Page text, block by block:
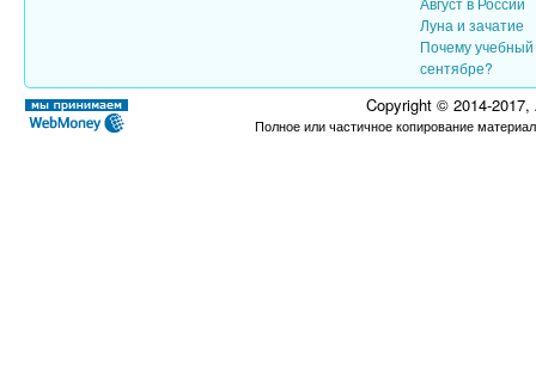
Луна и зачатие
Почему учебный
сентябре?
Copyright © 2014-
Полное или частичное копирование